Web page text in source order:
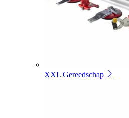
XXL Gereedschap